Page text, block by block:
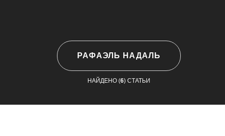
РАФАЭЛЬ НАДАЛЬ
НАЙДЕНО (6) СТАТЬИ